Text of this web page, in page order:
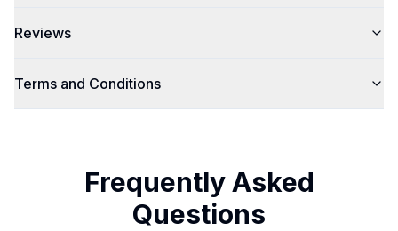
Reviews
Terms and Conditions
Frequently Asked
Questions